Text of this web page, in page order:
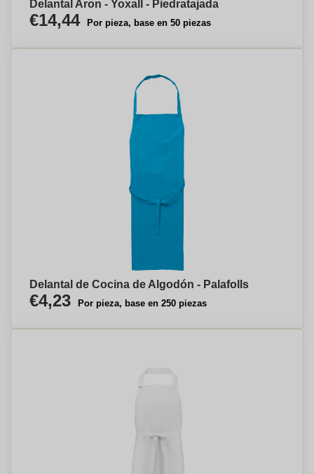
Delantal Aron - Yoxall - Piedratajada
€14,44 Por pieza, base en 50 piezas
Delantal de Cocina de Algodón - Palafolls
€4,23 Por pieza, base en 250 piezas